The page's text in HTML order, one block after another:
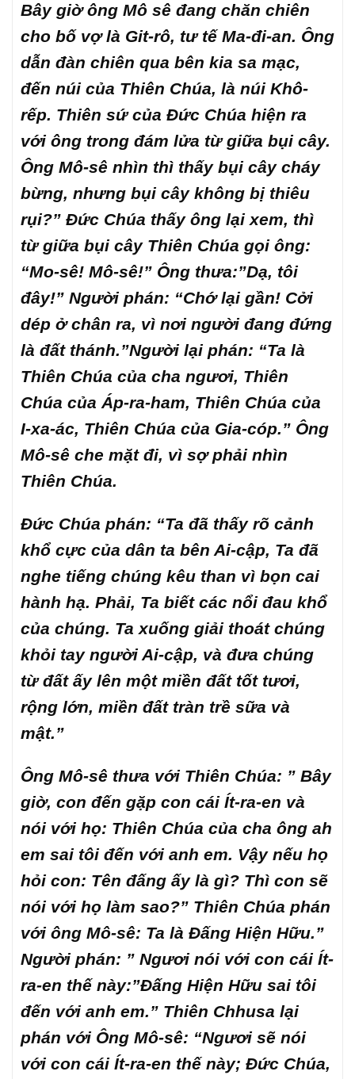
Bây giờ ông Mô sê đang chăn chiên
cho bố vợ là Git-rô, tư tế Ma-đi-an. Ông
dẫn đàn chiên qua bên kia sa mạc,
đến núi của Thiên Chúa, là núi Khô-
rếp. Thiên sứ của Đức Chúa hiện ra
với ông trong đám lửa từ giữa bụi cây.
Ông Mô-sê nhìn thì thấy bụi cây cháy
bừng, nhưng bụi cây không bị thiêu
rụi?” Đức Chúa thấy ông lại xem, thì
từ giữa bụi cây Thiên Chúa gọi ông:
“Mo-sê! Mô-sê!” Ông thưa:”Dạ, tôi
đây!” Người phán: “Chớ lại gần! Cởi
dép ở chân ra, vì nơi người đang đứng
là đất thánh.”Người lại phán: “Ta là
Thiên Chúa của cha ngươi, Thiên
Chúa của Áp-ra-ham, Thiên Chúa của
I-xa-ác, Thiên Chúa của Gia-cóp.” Ông
Mô-sê che mặt đi, vì sợ phải nhìn
Thiên Chúa.
Đức Chúa phán: “Ta đã thấy rõ cảnh
khổ cực của dân ta bên Ai-cập, Ta đã
nghe tiếng chúng kêu than vì bọn cai
hành hạ. Phải, Ta biết các nổi đau khổ
của chúng. Ta xuống giải thoát chúng
khỏi tay người Ai-cập, và đưa chúng
từ đất ấy lên một miền đất tốt tươi,
rộng lớn, miền đất tràn trề sữa và
mật.”
Ông Mô-sê thưa với Thiên Chúa: ” Bây
giờ, con đến gặp con cái Ít-ra-en và
nói với họ: Thiên Chúa của cha ông ah
em sai tôi đến với anh em. Vậy nếu họ
hỏi con: Tên đấng ấy là gì? Thì con sẽ
nói với họ làm sao?” Thiên Chúa phán
với ông Mô-sê: Ta là Đấng Hiện Hữu.”
Người phán: ” Ngươi nói với con cái Ít-
ra-en thế này:”Đấng Hiện Hữu sai tôi
đến với anh em.” Thiên Chhusa lại
phán với Ông Mô-sê: “Ngươi sẽ nói
với con cái Ít-ra-en thế này; Đức Chúa,